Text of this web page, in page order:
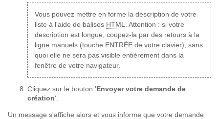
Vous pouvez mettre en forme la description de votre
liste à l'aide de balises HTML
. Attention : si votre
description est longue, coupez-la par des retours à la
ligne manuels (touche ENTRÉE de votre clavier), sans
quoi elle ne sera pas visible entièrement dans la
fenêtre de votre navigateur.
Cliquez sur le bouton ' Envoyer votre demande de
création'.
Un message s'affiche alors et vous informe que votre demande